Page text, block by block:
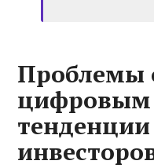
Проблемы
цифровым